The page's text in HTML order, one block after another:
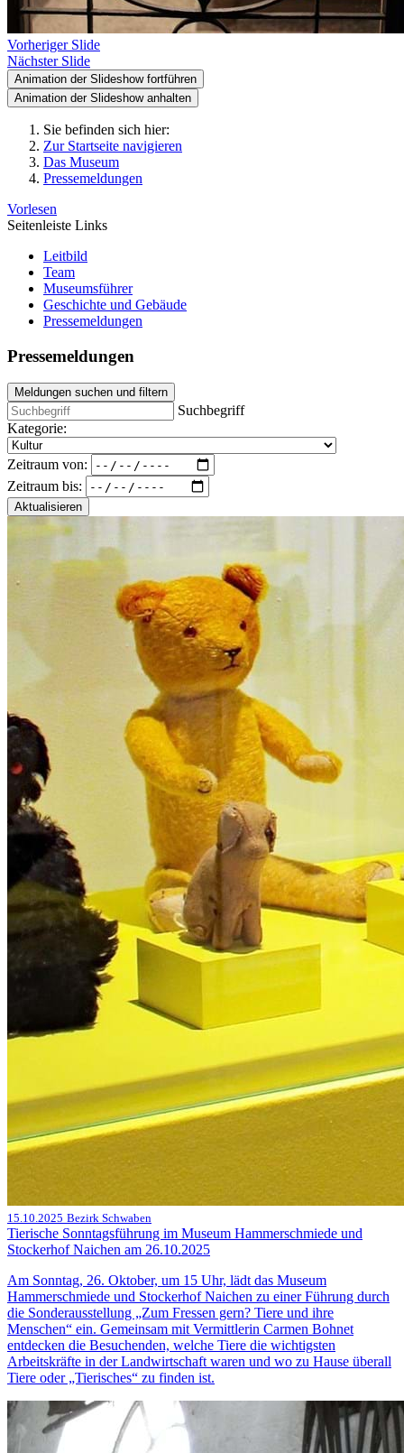
Vorheriger Slide
Nächster Slide
Animation der Slideshow fortführen
Animation der Slideshow anhalten
Sie befinden sich hier:
Zur Startseite navigieren
Das Museum
Pressemeldungen
Vorlesen
Seitenleiste Links
Leitbild
Team
Museumsführer
Geschichte und Gebäude
Pressemeldungen
Pressemeldungen
Meldungen suchen und filtern
Suchbegriff
Kategorie:
Zeitraum von:
Zeitraum bis:
Aktualisieren
15.10.2025 Bezirk Schwaben
Tierische Sonntagsführung im Museum Hammerschmiede und
Stockerhof Naichen am 26.10.2025
Am Sonntag, 26. Oktober, um 15 Uhr, lädt das Museum
Hammerschmiede und Stockerhof Naichen zu einer Führung durch
die Sonderausstellung „Zum Fressen gern? Tiere und ihre
Menschen“ ein. Gemeinsam mit Vermittlerin Carmen Bohnet
entdecken die Besuchenden, welche Tiere die wichtigsten
Arbeitskräfte in der Landwirtschaft waren und wo zu Hause überall
Tiere oder „Tierisches“ zu finden ist.